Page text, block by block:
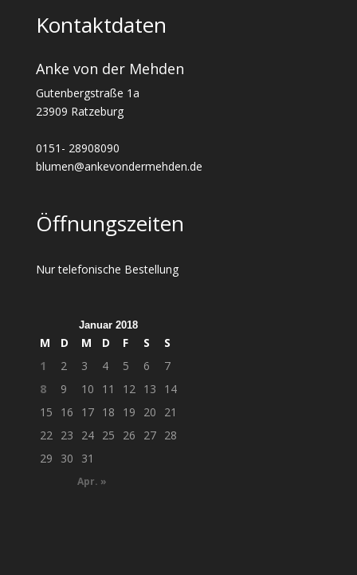
Kontaktdaten
Anke von der Mehden
Gutenbergstraße 1a
23909 Ratzeburg
0151- 28908090
blumen@ankevondermehden.de
Öffnungszeiten
Nur telefonische Bestellung
Januar 2018
M D M D F S S
Apr. »
1 2 3 4 5 6
7
8
9 10 11 12 13
14
15
16 17 18 19 20
21
22 23 24 25 26 27 28
29
30 31